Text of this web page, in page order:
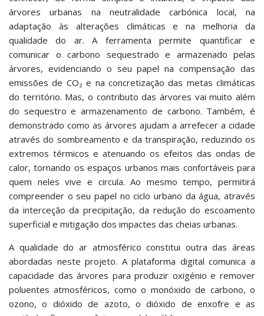
árvores urbanas na neutralidade carbónica local, na
adaptação às alterações climáticas e na melhoria da
qualidade do ar. A ferramenta permite quantificar e
comunicar o carbono sequestrado e armazenado pelas
árvores, evidenciando o seu papel na compensação das
emissões de CO₂ e na concretização das metas climáticas
do território. Mas, o contributo das árvores vai muito além
do sequestro e armazenamento de carbono. Também, é
demonstrado como as árvores ajudam a arrefecer a cidade
através do sombreamento e da transpiração, reduzindo os
extremos térmicos e atenuando os efeitos das ondas de
calor, tornando os espaços urbanos mais confortáveis para
quem neles vive e circula. Ao mesmo tempo, permitirá
compreender o seu papel no ciclo urbano da água, através
da interceção da precipitação, da redução do escoamento
superficial e mitigação dos impactes das cheias urbanas.
A qualidade do ar atmosférico constitui outra das áreas
abordadas neste projeto. A plataforma digital comunica a
capacidade das árvores para produzir oxigénio e remover
poluentes atmosféricos, como o monóxido de carbono, o
ozono, o dióxido de azoto, o dióxido de enxofre e as